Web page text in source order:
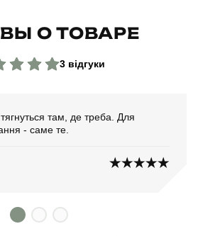
О ТОВАРЕ
3 відгуки
там, де треба. Для
- саме те.